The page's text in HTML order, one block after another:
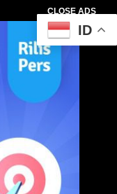
CLOSE ADS
ID